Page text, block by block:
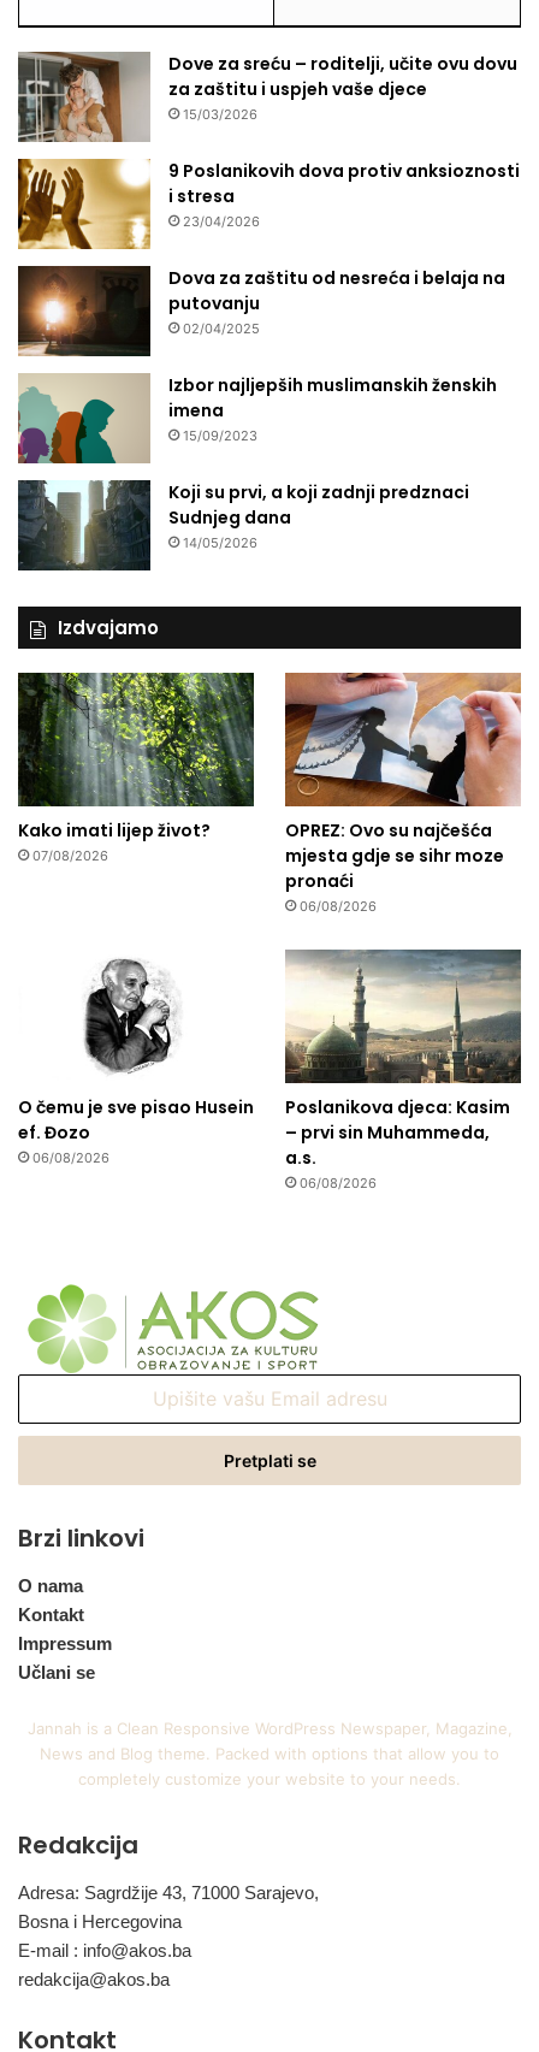
Dove za sreću – roditelji, učite ovu dovu
za zaštitu i uspjeh vaše djece
15/03/2026
9 Poslanikovih dova protiv anksioznosti
i stresa
23/04/2026
Dova za zaštitu od nesreća i belaja na
putovanju
02/04/2025
Izbor najljepših muslimanskih ženskih
imena
15/09/2023
Koji su prvi, a koji zadnji predznaci
Sudnjeg dana
14/05/2026
Izdvajamo
Kako imati lijep život?
07/08/2026
OPREZ: Ovo su najčešća
mjesta gdje se sihr moze
pronaći
06/08/2026
O čemu je sve pisao Husein
ef. Đozo
06/08/2026
Poslanikova djeca: Kasim
– prvi sin Muhammeda,
a.s.
06/08/2026
Email
Brzi linkovi
O nama
Kontakt
Impressum
Učlani se
Jannah is a Clean Responsive WordPress Newspaper, Magazine,
News and Blog theme. Packed with options that allow you to
completely customize your website to your needs.
Redakcija
Adresa: Sagrdžije 43, 71000 Sarajevo,
Bosna i Hercegovina
E-mail : info@akos.ba
redakcija@akos.ba
Kontakt